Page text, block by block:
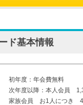
ド基本情報
初年度：年会費無料
次年度以降：本人会員
家族会員 お1人につき